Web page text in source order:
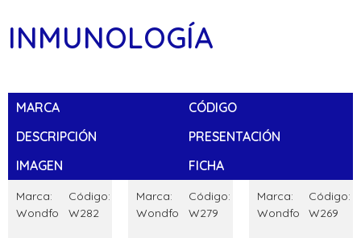
INMUNOLOGÍA
MARCA
CÓDIGO
DESCRIPCIÓN
PRESENTACIÓN
IMAGEN
FICHA
Marca:
Wondfo
Código:
W282
Marca:
Wondfo
Código:
W279
Marca:
Wondfo
Código:
W269